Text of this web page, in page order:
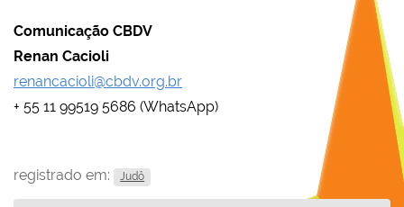
Comunicação CBDV
Renan Cacioli
renancacioli@cbdv.org.br
+ 55 11 99519 5686 (WhatsApp)
registrado em: Judô